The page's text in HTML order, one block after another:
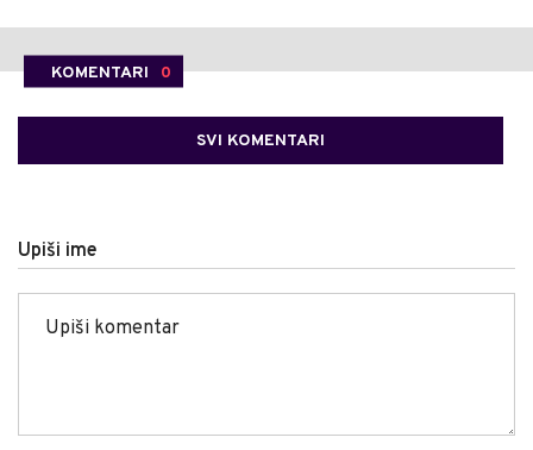
KOMENTARI 0
SVI KOMENTARI
Upiši ime